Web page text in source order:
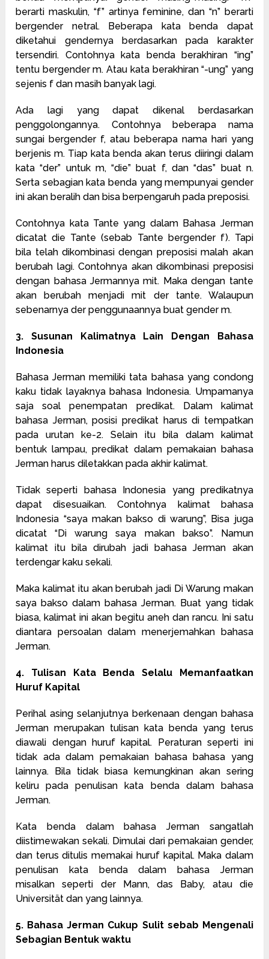
berarti maskulin, “f” artinya feminine, dan “n” berarti
bergender netral. Beberapa kata benda dapat
diketahui gendernya berdasarkan pada karakter
tersendiri. Contohnya kata benda berakhiran “ing”
tentu bergender m. Atau kata berakhiran “-ung” yang
sejenis f dan masih banyak lagi.
Ada lagi yang dapat dikenal berdasarkan
penggolongannya. Contohnya beberapa nama
sungai bergender f, atau beberapa nama hari yang
berjenis m. Tiap kata benda akan terus diiringi dalam
kata “der” untuk m, “die” buat f, dan “das” buat n.
Serta sebagian kata benda yang mempunyai gender
ini akan beralih dan bisa berpengaruh pada preposisi.
Contohnya kata Tante yang dalam Bahasa Jerman
dicatat die Tante (sebab Tante bergender f). Tapi
bila telah dikombinasi dengan preposisi malah akan
berubah lagi. Contohnya akan dikombinasi preposisi
dengan bahasa Jermannya mit. Maka dengan tante
akan berubah menjadi mit der tante. Walaupun
sebenarnya der penggunaannya buat gender m.
3. Susunan Kalimatnya Lain Dengan Bahasa
Indonesia
Bahasa Jerman memiliki tata bahasa yang condong
kaku tidak layaknya bahasa Indonesia. Umpamanya
saja soal penempatan predikat. Dalam kalimat
bahasa Jerman, posisi predikat harus di tempatkan
pada urutan ke-2. Selain itu bila dalam kalimat
bentuk lampau, predikat dalam pemakaian bahasa
Jerman harus diletakkan pada akhir kalimat.
Tidak seperti bahasa Indonesia yang predikatnya
dapat disesuaikan. Contohnya kalimat bahasa
Indonesia “saya makan bakso di warung”, Bisa juga
dicatat “Di warung saya makan bakso”. Namun
kalimat itu bila dirubah jadi bahasa Jerman akan
terdengar kaku sekali.
Maka kalimat itu akan berubah jadi Di Warung makan
saya bakso dalam bahasa Jerman. Buat yang tidak
biasa, kalimat ini akan begitu aneh dan rancu. Ini satu
diantara persoalan dalam menerjemahkan bahasa
Jerman.
4. Tulisan Kata Benda Selalu Memanfaatkan
Huruf Kapital
Perihal asing selanjutnya berkenaan dengan bahasa
Jerman merupakan tulisan kata benda yang terus
diawali dengan huruf kapital. Peraturan seperti ini
tidak ada dalam pemakaian bahasa bahasa yang
lainnya. Bila tidak biasa kemungkinan akan sering
keliru pada penulisan kata benda dalam bahasa
Jerman.
Kata benda dalam bahasa Jerman sangatlah
diistimewakan sekali. Dimulai dari pemakaian gender,
dan terus ditulis memakai huruf kapital. Maka dalam
penulisan kata benda dalam bahasa Jerman
misalkan seperti der Mann, das Baby, atau die
Universität dan yang lainnya.
5. Bahasa Jerman Cukup Sulit sebab Mengenali
Sebagian Bentuk waktu